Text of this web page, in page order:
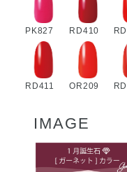
PK827 RD410
RD411 OR209
IMAGE